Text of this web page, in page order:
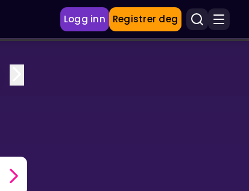
Logg inn Registrer deg